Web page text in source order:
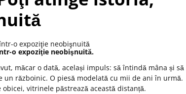
o expoziţie neobişnuită.
măcar o dată, același impuls: să întindă mâna și să
războinic. O piesă modelată cu mii de ani în urmă.
vitrinele păstrează această distanță.